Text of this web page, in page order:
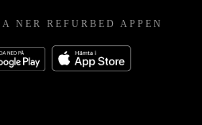
NER REFURBED APPEN